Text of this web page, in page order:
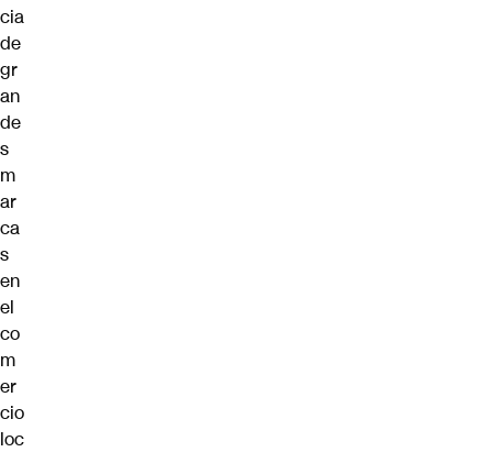
cia
de
gr
an
de
s
m
ar
ca
s
en
el
co
m
er
cio
loc